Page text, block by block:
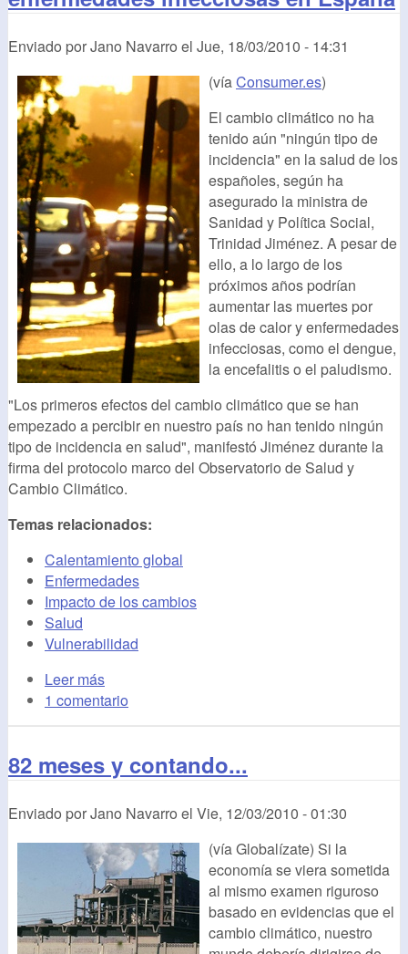
Enviado porJano Navarro el Jue, 18/03/2010 - 14:31
(víaConsumer.es)
El cambio climático no ha
tenido aún "ningún tipo de
incidencia" en la salud de los
españoles, según ha
asegurado la ministra de
Sanidad y Política Social,
Trinidad Jiménez. A pesar de
ello, a lo largo de los
próximos años podrían
aumentar las muertes por
olas de calor y enfermedades
infecciosas, como el dengue,
la encefalitis o el paludismo.
"Los primeros efectos del cambio climático que se han
empezado a percibir en nuestro país no han tenido ningún
tipo de incidencia en salud", manifestó Jiménez durante la
firma del protocolo marco del Observatorio de Salud y
Cambio Climático.
Temas relacionados:
Calentamiento global
Enfermedades
Impacto de los cambios
Salud
Vulnerabilidad
Leer más
1 comentario
82 meses y contando...
Enviado porJano Navarro el Vie, 12/03/2010 - 01:30
(vía Globalízate) Si la
economía se viera sometida
al mismo examen riguroso
basado en evidencias que el
cambio climático, nuestro